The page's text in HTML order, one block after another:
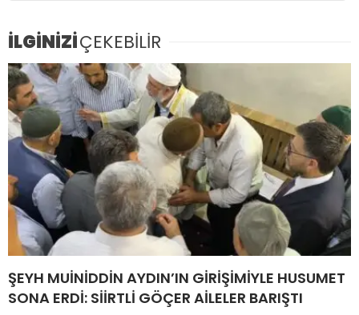
İLGİNİZİÇEKEBİLİR
ŞEYH MUİNİDDİN AYDIN’IN GİRİŞİMİYLE HUSUMET
SONA ERDİ: SİİRTLİ GÖÇER AİLELER BARIŞTI